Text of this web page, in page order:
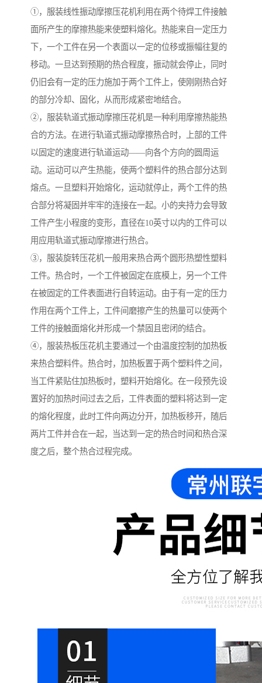
①，服装线性振动摩擦压花机利用在两个待焊工件接触
面所产生的摩擦热能来使塑料熔化。热能来自一定压力
下，一个工件在另一个表面以一定的位移或振幅往复的
移动。一旦达到预期的热合程度，振动就会停止，同时
仍旧会有一定的压力施加于两个工件上，使刚刚热合好
的部分冷却、固化，从而形成紧密地结合。
②，服装轨道式振动摩擦压花机是一种利用摩擦热能热
合的方法。在进行轨道式振动摩擦热合时，上部的工件
以固定的速度进行轨道运动——向各个方向的圆周运
动。运动可以产生热能，使两个塑料件的热合部分达到
熔点。一旦塑料开始熔化，运动就停止，两个工件的热
合部分将凝固并牢牢的连接在一起。小的夹持力会导致
工件产生小程度的变形，直径在10英寸以内的工件可以
用应用轨道式振动摩擦进行热合。
③，服装旋转压花机一般用来热合两个圆形热塑性塑料
工件。热合时，一个工件被固定在底模上，另一个工件
在被固定的工件表面进行自转运动。由于有一定的压力
作用在两个工件上，工件间磨擦产生的热量可以使两个
工件的接触面熔化并形成一个禁固且密闭的结合。
④，服装热板压花机主要通过一个由温度控制的加热板
来热合塑料件。热合时，加热板置于两个塑料件之间，
当工件紧贴住加热板时，塑料开始熔化。在一段预先设
置好的加热时间过去之后，工件表面的塑料将达到一定
的熔化程度，此时工件向两边分开，加热板移开，随后
两片工件并合在一起，当达到一定的热合时间和热合深
度之后，整个热合过程完成。